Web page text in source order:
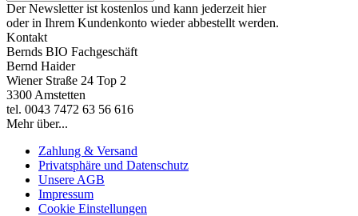
Der Newsletter ist kostenlos und kann jederzeit hier
oder in Ihrem Kundenkonto wieder abbestellt werden.
Kontakt
Bernds BIO Fachgeschäft
Bernd Haider
Wiener Straße 24 Top 2
3300 Amstetten
tel. 0043 7472 63 56 616
Mehr über...
Zahlung & Versand
Privatsphäre und Datenschutz
Unsere AGB
Impressum
Cookie Einstellungen